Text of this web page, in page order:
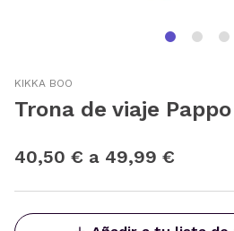
KIKKA BOO
Trona de viaje
40,50 € a 49,99 €